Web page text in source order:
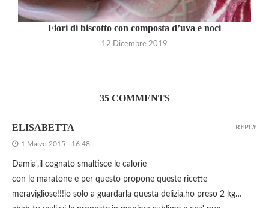
Fiori di biscotto con composta d’uva e noci
12 Dicembre 2019
35 COMMENTS
ELISABETTA
1 Marzo 2015 - 16:48
Damia',il cognato smaltisce le calorie
con le maratone e per questo propone queste ricette
meravigliose!!!io solo a guardarla questa delizia,ho preso 2 kg…
REPLY